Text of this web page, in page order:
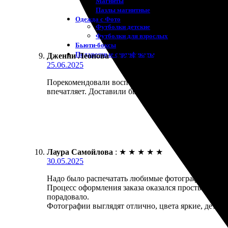
Пазлы магнитные
Одежда с Фото
Футболки детские
Футболки для взрослых
Бьюти-боксы
Подарочные сертификаты
Дженни Леонова : ★ ★ ★ ★ ★
25.06.2025
Порекомендовали воспользоваться услугами, и я
впечатляет. Доставили быстро, а качество на
Лаура Самойлова : ★ ★ ★ ★ ★
30.05.2025
Надо было распечатать любимые фотографии, и я
Процесс оформления заказа оказался простым.
порадовало.
Фотографии выглядят отлично, цвета яркие,